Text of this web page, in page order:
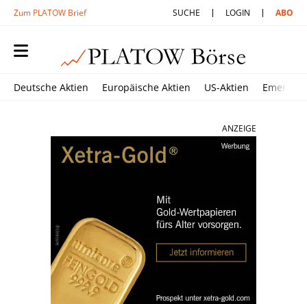
Zum PLATOW Brief SUCHE LOGIN ABO
Deutsche Aktien Europäische Aktien US-Aktien
ANZEIGE